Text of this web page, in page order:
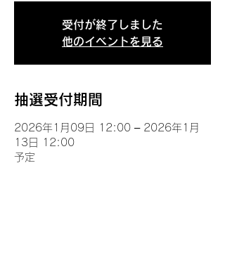
受付が終了しました
他のイベントを見る
抽選受付期間
2026年1月09日 12:00 – 2026年1月
13日 12:00
予定